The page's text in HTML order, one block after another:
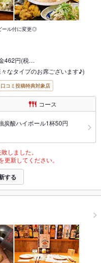
ール付に変更◎
462円(税…
なタイプのお席ございます♪)
口コミ投稿特典対象店
コース
炭酸ハイボール1杯50円
しました。
新してください。
する